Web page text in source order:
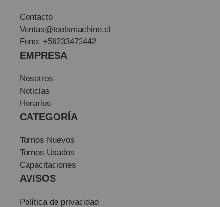
Contacto
Ventas@toolsmachine.cl
Fono: +56233473442
EMPRESA
Nosotros
Noticias
Horarios
CATEGORÍA
Tornos Nuevos
Tornos Usados
Capacitaciones
AVISOS
Política de privacidad